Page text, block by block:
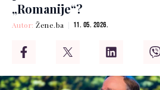
„Romanije“?
Autor:Žene.ba 11. 05. 2026.